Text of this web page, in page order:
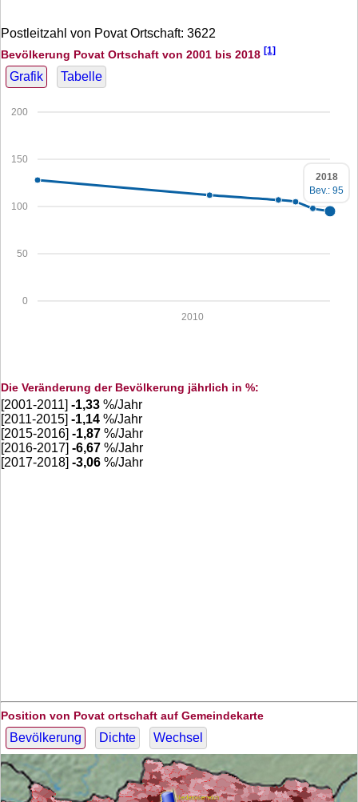
Postleitzahl von Povat Ortschaft: 3622
Bevölkerung Povat Ortschaft von 2001 bis 2018 [1]
Grafik Tabelle
0
50
100
150
200
2010
2018
Bev.: 95
Die Veränderung der Bevölkerung jährlich in %:
[2001-2011] -1,33 %/Jahr
[2011-2015] -1,14 %/Jahr
[2015-2016] -1,87 %/Jahr
[2016-2017] -6,67 %/Jahr
[2017-2018] -3,06 %/Jahr
Position von Povat ortschaft auf Gemeindekarte
Bevölkerung Dichte Wechsel